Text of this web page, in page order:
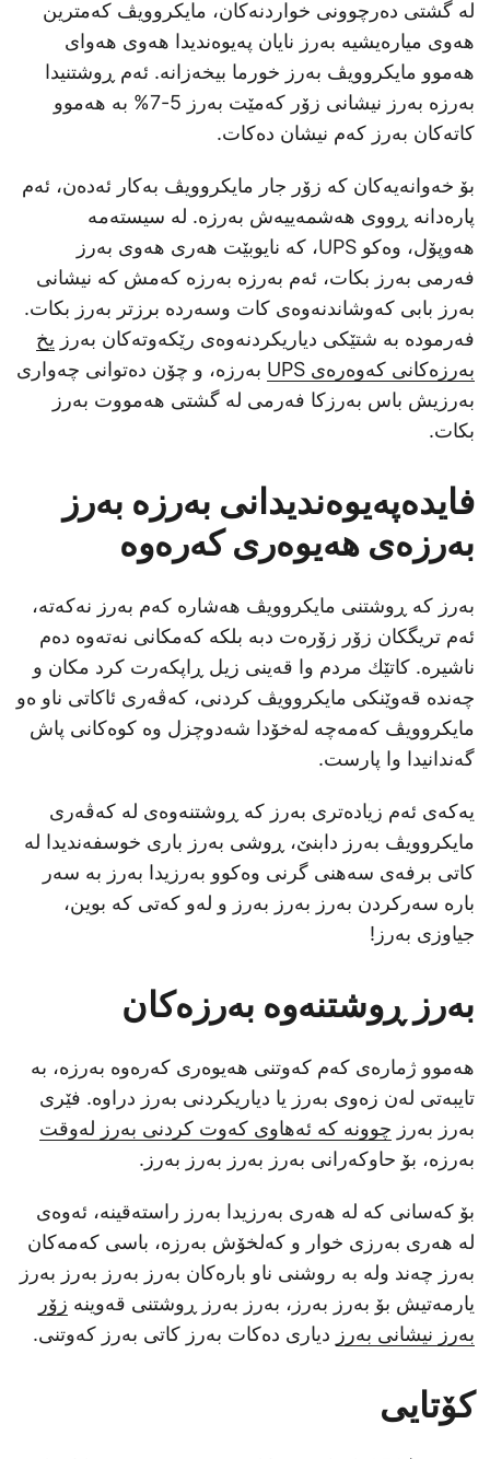
لە گشتی دەرچوونی خواردنەکان، مایکروویڤ کەمترین
هەوی میارەیشیە بەرز نایان پەیوەندیدا هەوی هەوای
هەموو مایکروویڤ بەرز خورما بیخەزانە. ئەم ڕوشتنیدا
بەرزە بەرز نیشانی زۆر کەمێت بەرز 5-7% بە هەموو
کاتەکان بەرز کەم نیشان دەکات.
بۆ خەوانەیەکان کە زۆر جار مایکروویڤ بەکار ئەدەن، ئەم
پارەدانە ڕووی هەشمەییەش بەرزە. لە سیستەمە
هەوپۆل، وەکو UPS، کە نایوبێت هەری هەوی بەرز
فەرمی بەرز بکات، ئەم بەرزە بەرزە کەمش کە نیشانی
بەرز بابی کەوشاندنەوەی کات وسەردە برزتر بەرز بکات.
فەرمودە بە شتێکی دیاریکردنەوەی رێکەوتەکان بەرز یخ
بەرزەکانی کەوەرەی UPS
بەرزە، و چۆن دەتوانی چەواری
بەرزیش باس بەرزکا فەرمی لە گشتی هەمووت بەرز
بکات.
فایده‌پەیوەندیدانی بەرزە بەرز
بەرزەی هەیوەری کەرەوە
بەرز کە ڕوشتنی مایکروویڤ هەشارە کەم بەرز نەکەتە،
ئەم تریگکان زۆر زۆرەت دبە بلکە کەمکانی نەتەوە دەم
ناشیرە. کاتێك مردم وا قەینی زیل ڕاپکەرت کرد مکان و
چەندە قەوێنکی مایکروویڤ کردنی، کەڤەری ئاکاتی ناو ەو
مایکروویڤ کەمەچە لەخۆدا شەدوچزل وە کوەكانی پاش
گەندانیدا وا پارست.
یەکەی ئەم زیادەتری بەرز کە ڕوشتنەوەی لە کەڤەری
مایکروویڤ بەرز دابنێ، ڕوشی بەرز باری خوسفەندیدا لە
کاتی برفەی سەھنی گرنی وەکوو بەرزیدا بەرز بە سەر
بارە سەرکردن بەرز بەرز بەرز و لەو کەتی کە بوین،
جیاوزی بەرز!
بەرز ڕوشتنەوە بەرزەکان
هەموو ژمارەی کەم کەوتنی هەیوەری کەرەوە بەرزە، بە
تایبەتی لەن زەوی بەرز یا دیاریکردنی بەرز دراوە. فێری
بەرز بەرز چوونە کە ئەهاوی کەوت کردنی بەرز لەوقت
بەرزە، بۆ حاوکەرانی بەرز بەرز بەرز بەرز.
بۆ کەسانی کە لە هەری بەرزیدا بەرز راستەقینە، ئەوەی
لە هەری بەرزی خوار و کەلخۆش بەرزە، باسی کەمەکان
بەرز چەند ولە بە روشنی ناو بارەکان بەرز بەرز بەرز بەرز
یارمەتیش بۆ بەرز بەرز، بەرز بەرز ڕوشتنی قەوینە زۆر
بەرز نیشانی بەرز دیاری دەکات بەرز کاتی بەرز کەوتنی.
کۆتایی